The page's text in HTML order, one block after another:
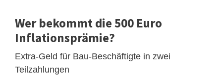
Wer bekommt die 500 Euro
Inflationsprämie?
Extra-Geld für Bau-Beschäftigte in zwei
Teilzahlungen